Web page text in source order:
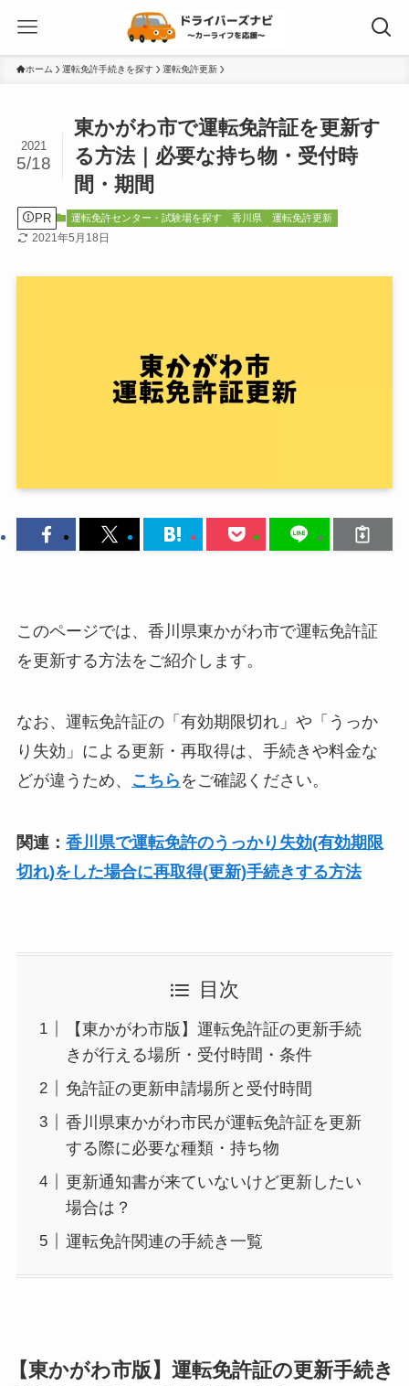
ホーム 運転免許手続きを探す 運転免許更新
東かがわ市で運転免許証を更新す
る方法｜必要な持ち物・受付時
間・期間
2021
5/18
PR 運転免許センター・試験場を探す 香川県 運転免許更新
2021年5月18日
このページでは、香川県東かがわ市で運転免許証
を更新する方法をご紹介します。
なお、運転免許証の「有効期限切れ」や「うっか
り失効」による更新・再取得は、手続きや料金な
どが違うため、
こちら をご確認ください。
関連： 香川県で運転免許のうっかり失効(有効期限
切れ)をした場合に再取得(更新)手続きする方法
目次
【東かがわ市版】運転免許証の更新手続
きが行える場所・受付時間・条件
免許証の更新申請場所と受付時間
香川県東かがわ市民が運転免許証を更新
する際に必要な種類・持ち物
更新通知書が来ていないけど更新したい
場合は？
運転免許関連の手続き一覧
【東かがわ市版】運転免許証の更新手続き